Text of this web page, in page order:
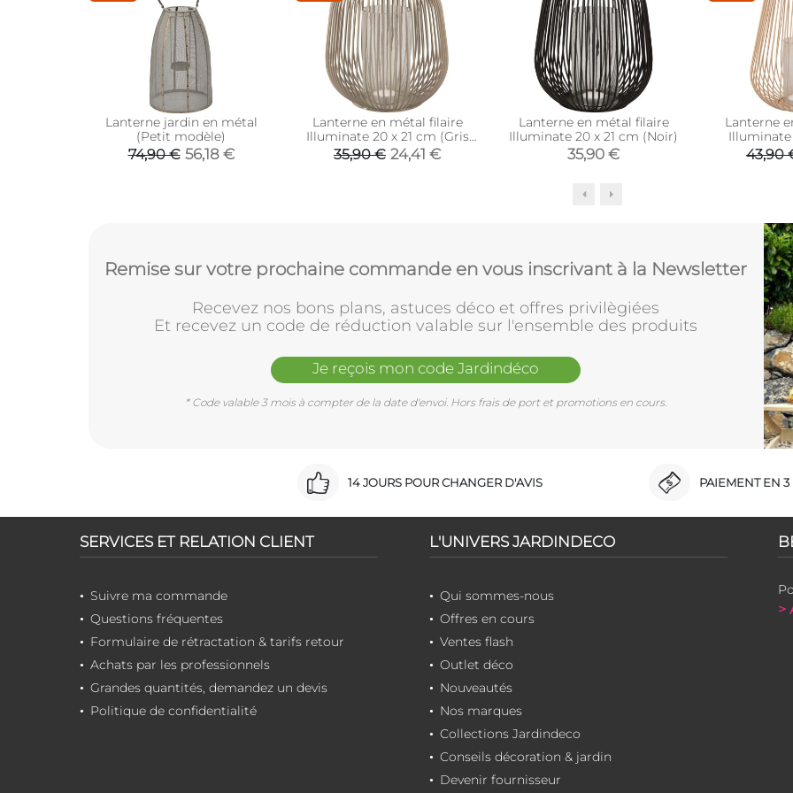
Lanterne jardin en métal
(Petit modèle)
74,90 € 56,18 €
Lanterne en métal filaire
Illuminate 20 x 21 cm (Gris
foncé)
35,90 € 24,41 €
Lanterne en métal filaire
Illuminate 20 x 21 cm (Noir)
35,90 €
Lanterne
Illuminate
43,90
Remise sur votre prochaine commande en vous inscrivant à la Newsletter
Recevez nos bons plans, astuces déco et offres privilègiées
Et recevez un code de réduction valable sur l'ensemble des produits
Je reçois mon code Jardindéco
* Code valable 3 mois à compter de la date d'envoi. Hors frais de port et promotions en cours.
14 JOURS POUR CHANGER D'AVIS PAIEMENT EN 3
SERVICES ET RELATION CLIENT
Suivre ma commande
Questions fréquentes
Formulaire de rétractation & tarifs retour
Achats par les professionnels
Grandes quantités, demandez un devis
Politique de confidentialité
L'UNIVERS JARDINDECO
Qui sommes-nous
Offres en cours
Ventes flash
Outlet déco
Nouveautés
Nos marques
Collections Jardindeco
Conseils décoration & jardin
Devenir fournisseur
>